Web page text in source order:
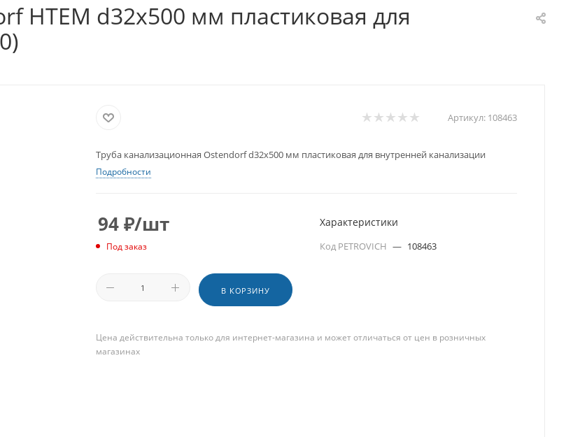
HTEM d32x500 мм пластиковая для
Артикул: 108463
Труба канализационная Ostendorf d32x500 мм пластиковая для внутренней канализации
Подробности
94₽/шт
Под заказ
В КОРЗИНУ
Характеристики
Код PETROVICH — 108463
Цена действительна только для интернет-магазина и может отличаться от цен в розничных
магазинах